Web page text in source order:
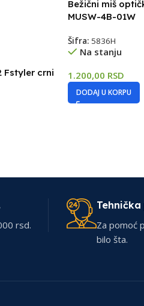
Fstyler crni
Bežični miš
MUSW-4B-01W
Šifra: 5836H
Na stanju
1.200,00 RSD
DODAJ U KORPU
rsd.
Za pomoć
bilo šta.